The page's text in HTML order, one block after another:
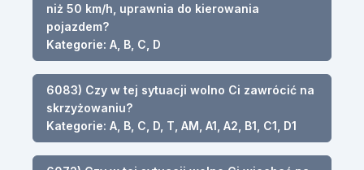
niż 50 km/h, uprawnia do kierowania
pojazdem?
Kategorie: A, B, C, D
6083) Czy w tej sytuacji wolno Ci zawrócić na
skrzyżowaniu?
Kategorie: A, B, C, D, T, AM, A1, A2, B1, C1, D1